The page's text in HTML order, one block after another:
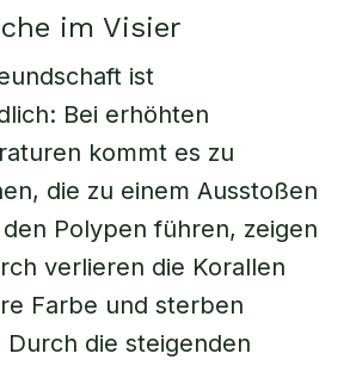
im Visier
ist
Bei erhöhten
kommt es zu
die zu einem Ausstoßen
Polypen führen, zeigen
verlieren die Korallen
Farbe und sterben
die steigenden